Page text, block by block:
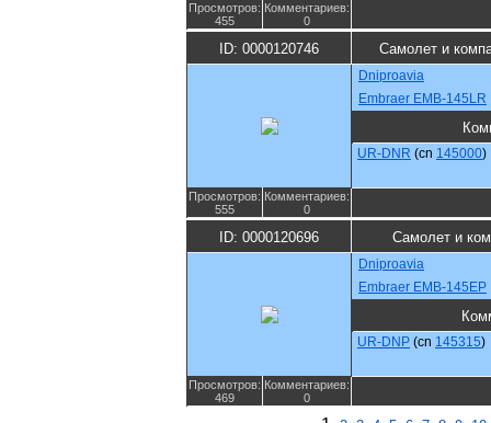
Просмотров:
455
Комментариев:
0
ID: 0000120746 Самолет и
Dniproavia
Embraer EMB-145LR
UR-DNR (cn 145000)
Просмотров:
555
Комментариев:
0
ID: 0000120696 Самолет и
Dniproavia
Embraer EMB-145EP
UR-DNP (cn 145315)
Просмотров:
469
Комментариев:
0